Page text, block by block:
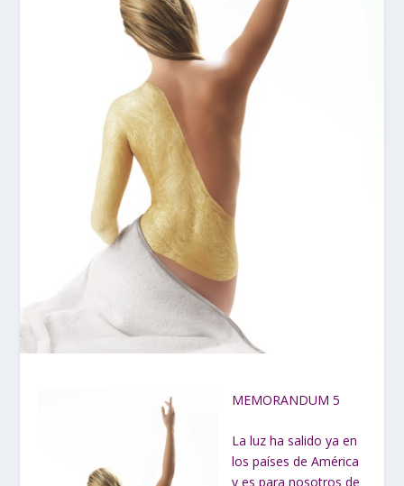
MEMORANDUM 5
La luz ha salido ya en
los países de América
y es para nosotros de